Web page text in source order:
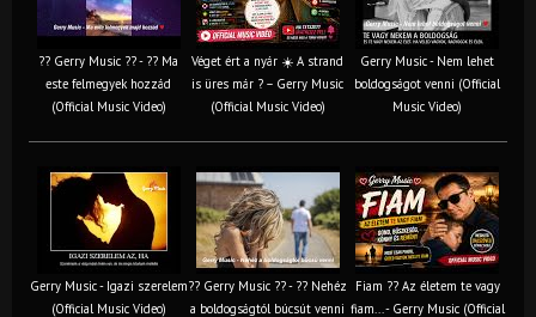
?? Gerry Music ?? - ?? Ma
este felmegyek hozzád
(Official Music Video)
Véget ért a nyár ☀️ A strand
is üres már ? – Gerry Music
(Official Music Video)
Gerry Music - Nem lehet
boldogságot venni (Official
Music Video)
Gerry Music - Igazi szerelem
(Official Music Video)
?? Gerry Music ?? - ?? Nehéz
a boldogságtól búcsút venni
Fiam ?‍? Az életem te vagy
fiam... - Gerry Music (Official